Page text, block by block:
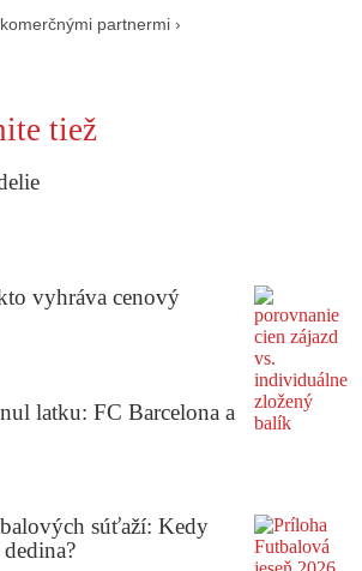
partnermi ›
tiež
vyhráva cenový
latku: FC Barcelona a
súťaží: Kedy